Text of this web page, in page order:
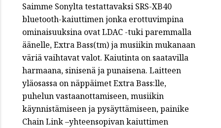
Saimme Sonylta testattavaksi SRS-XB40
bluetooth-kaiuttimen jonka erottuvimpina
ominaisuuksina ovat LDAC -tuki paremmalla
äänelle, Extra Bass(tm) ja musiikin mukanaan
väriä vaihtavat valot. Kaiutinta on saatavilla
harmaana, sinisenä ja punaisena. Laitteen
yläosassa on näppäimet Extra Bass:lle,
puhelun vastaanottamiseen, musiikin
käynnistämiseen ja pysäyttämiseen, painike
Chain Link –yhteensopivan kaiuttimen